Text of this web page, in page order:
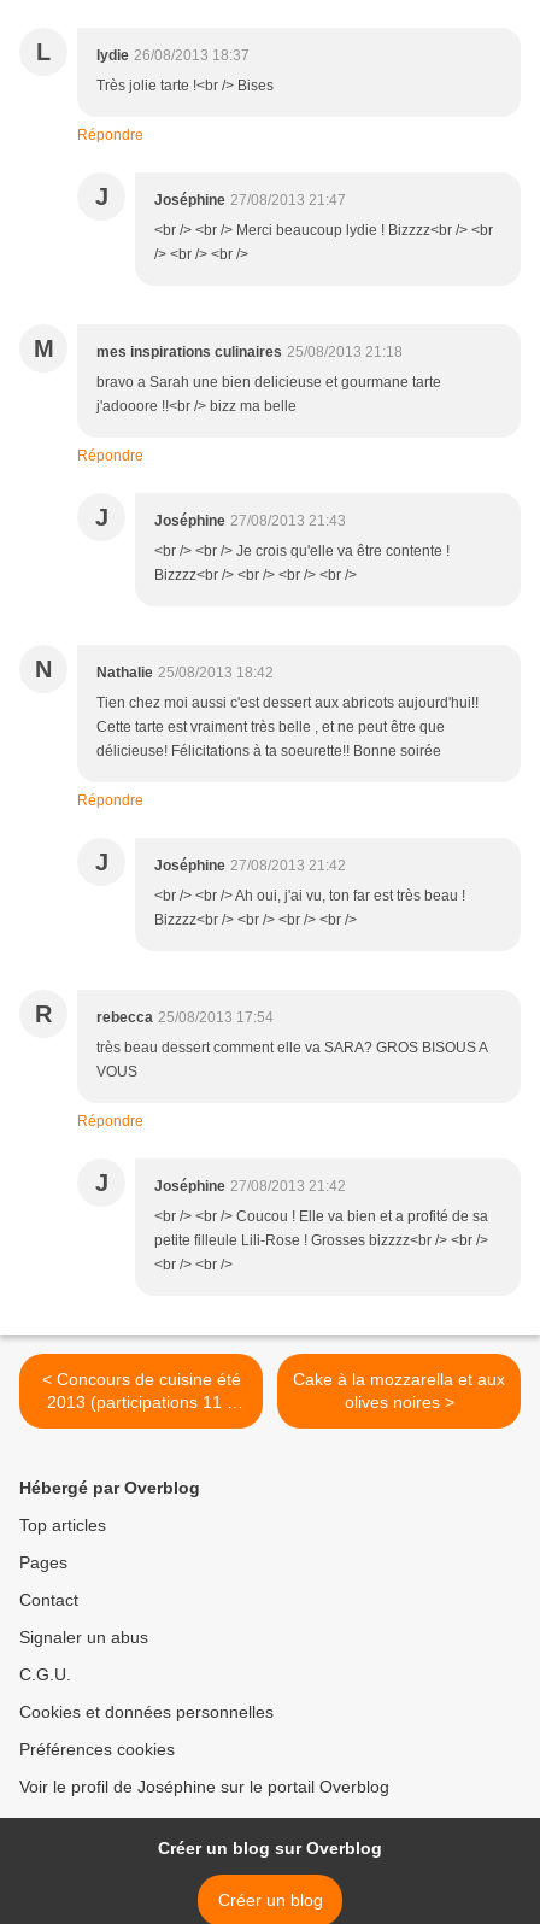
L lydie 26/08/2013 18:37
Très jolie tarte !<br /> Bises
Répondre
J Joséphine 27/08/2013 21:47
<br /> <br /> Merci beaucoup lydie ! Bizzzz<br /> <br
/> <br /> <br />
M mes inspirations culinaires 25/08/2013 21:18
bravo a Sarah une bien delicieuse et gourmane tarte
j'adooore !!<br /> bizz ma belle
Répondre
J Joséphine 27/08/2013 21:43
<br /> <br /> Je crois qu'elle va être contente !
Bizzzz<br /> <br /> <br /> <br />
N Nathalie 25/08/2013 18:42
Tien chez moi aussi c'est dessert aux abricots aujourd'hui!!
Cette tarte est vraiment très belle , et ne peut être que
délicieuse! Félicitations à ta soeurette!! Bonne soirée
Répondre
J Joséphine 27/08/2013 21:42
<br /> <br /> Ah oui, j'ai vu, ton far est très beau !
Bizzzz<br /> <br /> <br /> <br />
R rebecca 25/08/2013 17:54
très beau dessert comment elle va SARA? GROS BISOUS A
VOUS
Répondre
J Joséphine 27/08/2013 21:42
<br /> <br /> Coucou ! Elle va bien et a profité de sa
petite filleule Lili-Rose ! Grosses bizzzz<br /> <br />
<br /> <br />
< Concours de cuisine été
2013 (participations 11 à
13)
Cake à la mozzarella et aux
olives noires >
Hébergé par Overblog
Top articles
Pages
Contact
Signaler un abus
C.G.U.
Cookies et données personnelles
Préférences cookies
Voir le profil de Joséphine sur le portail Overblog
Créer un blog sur Overblog
Créer un blog